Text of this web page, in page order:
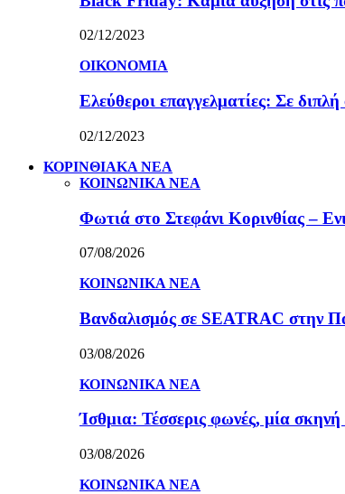
02/12/2023
ΟΙΚΟΝΟΜΙΑ
Ελεύθεροι επαγγελματίες: Σε
02/12/2023
ΚΟΡΙΝΘΙΑΚΑ ΝΕΑ
ΚΟΙΝΩΝΙΚΑ ΝΕΑ
Φωτιά στο Στεφάνι Κορινθίας –
07/08/2026
ΚΟΙΝΩΝΙΚΑ ΝΕΑ
Βανδαλισμός σε SEATRAC στην
03/08/2026
ΚΟΙΝΩΝΙΚΑ ΝΕΑ
Ίσθμια: Τέσσερις φωνές, μία
03/08/2026
ΚΟΙΝΩΝΙΚΑ ΝΕΑ